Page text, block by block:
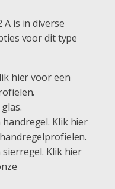
A is in diverse
voor dit type
hier voor een
Klik hier
Klik hier